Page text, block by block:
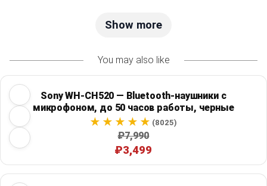
Show more
You may also like
Sony WH-CH520 — Bluetooth-наушники с
микрофоном, до 50 часов работы, черные
(8025)
₽7,990
₽3,499